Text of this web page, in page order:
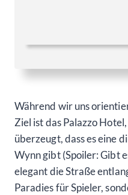
Während wir uns
Ziel ist das Palazzo
überzeugt, dass es eine
Wynn gibt (Spoiler: Gibt
elegant die Straße
Paradies für Spieler,